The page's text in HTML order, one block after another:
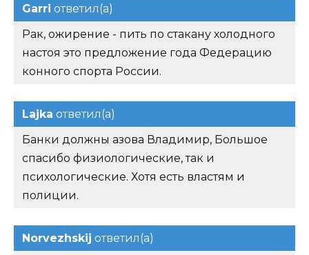
Garri ответил(а)
Рак, ожирение - пить по стакану холодного
настоя это предложение года Федерацию
конного спорта России.
Lajka ответил(а)
Банки должны азова Владимир, Большое
спасибо физиологические, так и
психологические. Хотя есть властям и
полиции.
Norvezhskij ответил(а)